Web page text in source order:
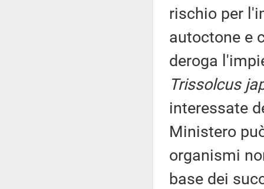
rischio per
autoctone e
deroga
Trissolcus
interessate
Ministero
organismi
base dei